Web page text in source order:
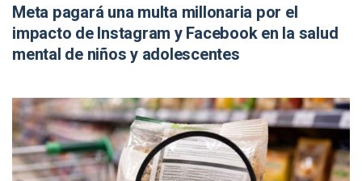
Meta pagará una multa millonaria por el
impacto de Instagram y Facebook en la salud
mental de niños y adolescentes